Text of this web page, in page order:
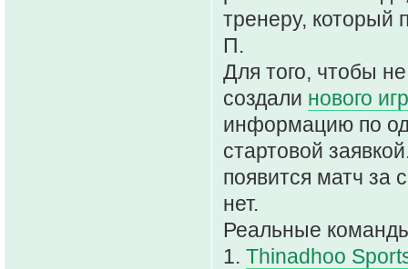
тренеру, который
П.
Для того, чтобы
создали нового
информацию по
стартовой
появится матч за
нет.
Реальные
1. Thinadhoo